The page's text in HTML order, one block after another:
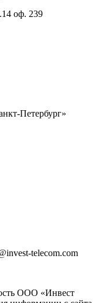
оф. 239
Петербург»
telecom.com
ООО «Инвест